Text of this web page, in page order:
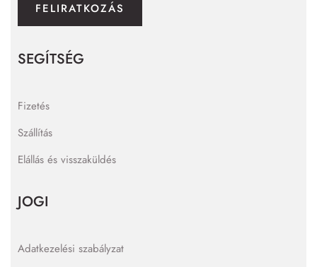
SEGÍTSÉG
Fizetés
Szállítás
Elállás és visszaküldés
JOGI
Adatkezelési szabályzat
FELIRATKOZÁS